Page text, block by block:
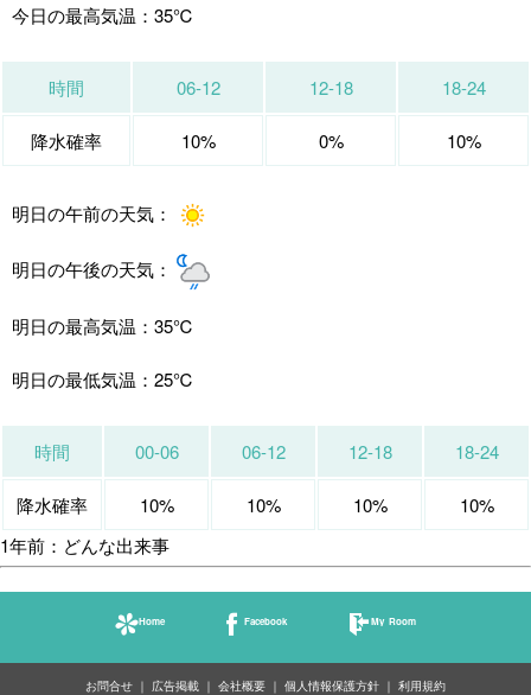
今日の最高気温： 35℃
時間 06-12 12-18 18-24
降水確率 10% 0% 10%
明日の午前の天気：
明日の午後の天気：
明日の最高気温： 35℃
明日の最低気温： 25℃
時間 00-06 06-12 12-18 18-24
降水確率 10% 10% 10%
10%
1年前：どんな出来事
Home Facebook My Room
お問合せ 広告掲載 会社概要 個人情報保護方針 利用規約